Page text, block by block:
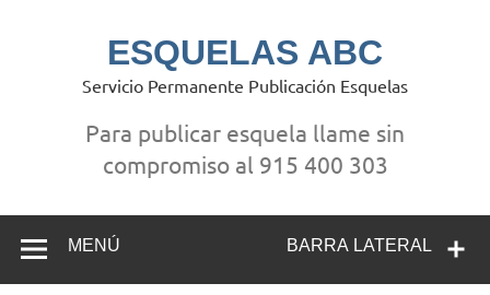
ESQUELAS ABC
Servicio Permanente Publicación Esquelas
Para publicar esquela llame sin
compromiso al 915 400 303
BARRA LATERAL
MENÚ